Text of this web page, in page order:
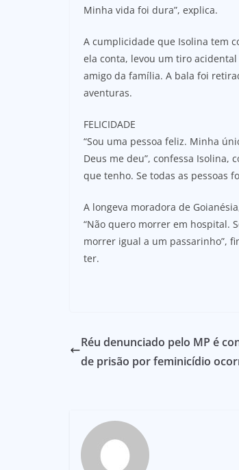
Minha vida foi dura”, explica.
A cumplicidade que Isolina tem
ela conta, levou um tiro
amigo da família. A bala foi
aventuras.
FELICIDADE
“Sou uma pessoa feliz. Minha
Deus me deu”, confessa Isolina,
que tenho. Se todas as pessoas
A longeva moradora de
“Não quero morrer em hospital.
morrer igual a um passarinho”,
ter.
Réu denunciado pelo MP é
de prisão por feminicídio